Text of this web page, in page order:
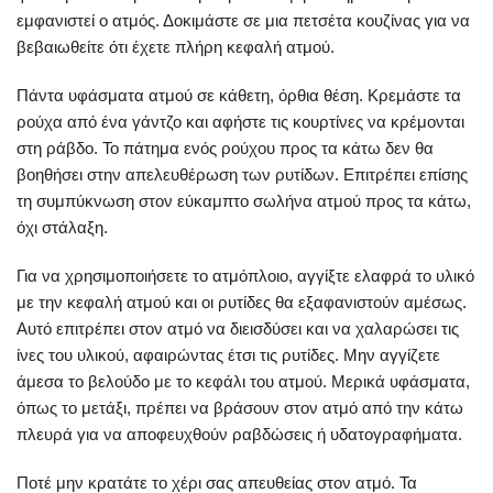
εμφανιστεί ο ατμός. Δοκιμάστε σε μια πετσέτα κουζίνας για να
βεβαιωθείτε ότι έχετε πλήρη κεφαλή ατμού.
Πάντα υφάσματα ατμού σε κάθετη, όρθια θέση. Κρεμάστε τα
ρούχα από ένα γάντζο και αφήστε τις κουρτίνες να κρέμονται
στη ράβδο. Το πάτημα ενός ρούχου προς τα κάτω δεν θα
βοηθήσει στην απελευθέρωση των ρυτίδων. Επιτρέπει επίσης
τη συμπύκνωση στον εύκαμπτο σωλήνα ατμού προς τα κάτω,
όχι στάλαξη.
Για να χρησιμοποιήσετε το ατμόπλοιο, αγγίξτε ελαφρά το υλικό
με την κεφαλή ατμού και οι ρυτίδες θα εξαφανιστούν αμέσως.
Αυτό επιτρέπει στον ατμό να διεισδύσει και να χαλαρώσει τις
ίνες του υλικού, αφαιρώντας έτσι τις ρυτίδες. Μην αγγίζετε
άμεσα το βελούδο με το κεφάλι του ατμού. Μερικά υφάσματα,
όπως το μετάξι, πρέπει να βράσουν στον ατμό από την κάτω
πλευρά για να αποφευχθούν ραβδώσεις ή υδατογραφήματα.
Ποτέ μην κρατάτε το χέρι σας απευθείας στον ατμό. Τα